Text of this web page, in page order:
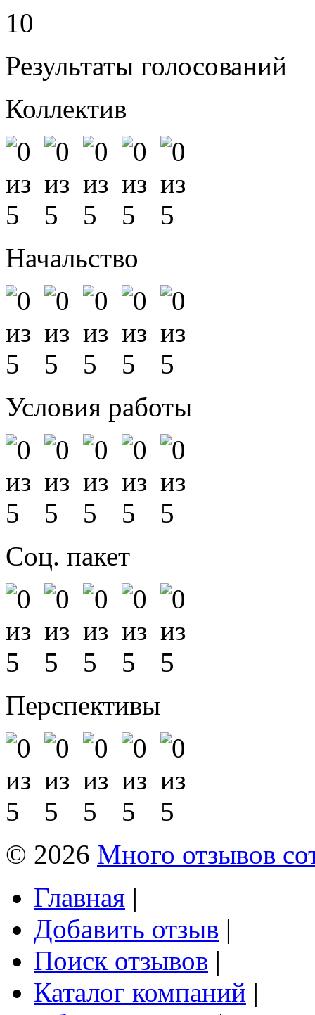
10
Результаты голосований
Коллектив
Начальство
Условия работы
Соц. пакет
Перспективы
© 2026 Много отзывов
Главная |
Добавить отзыв |
Поиск отзывов |
Каталог компаний |